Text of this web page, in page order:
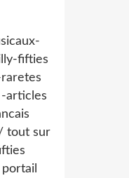
fifties
articles
tout sur